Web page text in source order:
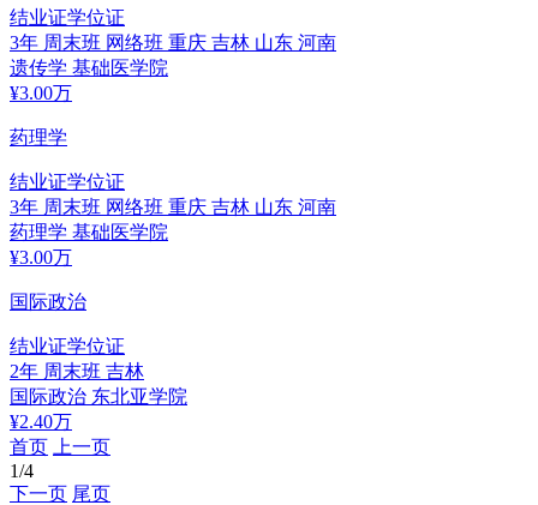
结业证学位证
3年 周末班 网络班 重庆 吉林 山东 河南
遗传学 基础医学院
¥3.00万
药理学
结业证学位证
3年 周末班 网络班 重庆 吉林 山东 河南
药理学 基础医学院
¥3.00万
国际政治
结业证学位证
2年 周末班 吉林
国际政治 东北亚学院
¥2.40万
首页
上一页
1/4
下一页 尾页